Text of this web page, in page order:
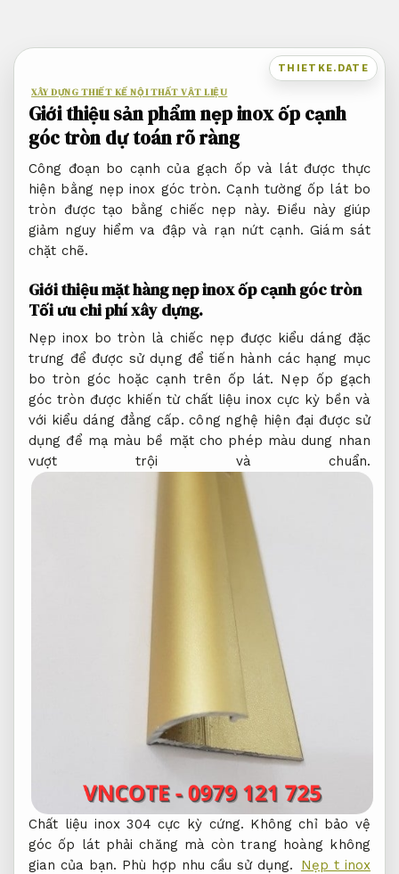
THIETKE.DATE
XÂY DỰNG THIẾT KẾ NỘI THẤT VẬT LIỆU
Giới thiệu sản phẩm nẹp inox ốp cạnh
góc tròn dự toán rõ ràng
Công đoạn bo cạnh của gạch ốp và lát được thực
hiện bằng nẹp inox góc tròn. Cạnh tường ốp lát bo
tròn được tạo bằng chiếc nẹp này. Điều này giúp
giảm nguy hiểm va đập và rạn nứt cạnh.Giám sát
chặt chẽ.
Giới thiệu mặt hàng nẹp inox ốp cạnh góc tròn
Tối ưu chi phí xây dựng.
Nẹp inox bo tròn là chiếc nẹp được kiểu dáng đặc
trưng để được sử dụng để tiến hành các hạng mục
bo tròn góc hoặc cạnh trên ốp lát. Nẹp ốp gạch
góc tròn được khiến từ chất liệu inox cực kỳ bền và
với kiểu dáng đẳng cấp. công nghệ hiện đại được sử
dụng để mạ màu bề mặt cho phép màu dung nhan
vượt trội và chuẩn.
Chất liệu inox 304 cực kỳ cứng. Không chỉ bảo vệ
góc ốp lát phải chăng mà còn trang hoàng không
gian của bạn. Phù hợp nhu cầu sử dụng.
Nẹp t inox